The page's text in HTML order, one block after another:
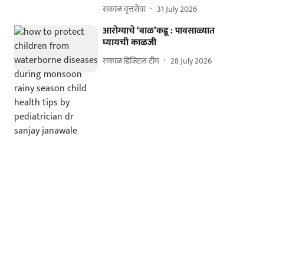
सकाळ वृत्तसेवा 31 July 2026
आरोग्याचे ‘बाळ’कडू : पावसाळ्यात
घ्यायची काळजी
सकाळ डिजिटल टीम 28 July 2026